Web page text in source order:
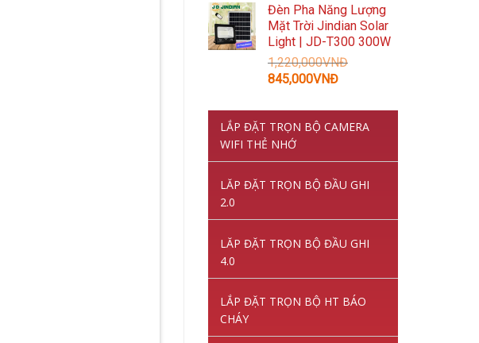
Đèn Pha Năng Lượng
Mặt Trời Jindian Solar
Light | JD-T300 300W
1,220,000VNĐ
Giá
là:
1,220,000VNĐ.
845,000VNĐGiá
tại
là:
LẮP ĐẶT TRỌN BỘ CAMERA
WIFI THẺ NHỚ
LĂP ĐẶT TRỌN BỘ ĐẦU GHI
2.0
LĂP ĐẶT TRỌN BỘ ĐẦU GHI
4.0
LẮP ĐẶT TRỌN BỘ HT BÁO
CHÁY